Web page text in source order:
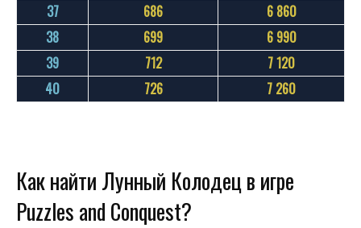
37
686
6 860
38
699
6 990
39
712
7 120
40
726 7 260
Как найти Лунный Колодец в игре
Puzzles and Conquest?